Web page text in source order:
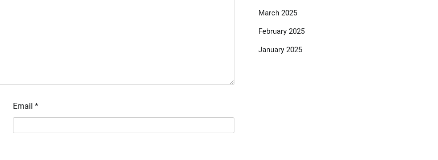
Email *
March 2025
February 2025
January 2025